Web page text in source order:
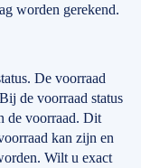
worden gerekend.
De voorraad
de voorraad status
de voorraad. Dit
kan zijn en
Wilt u exact